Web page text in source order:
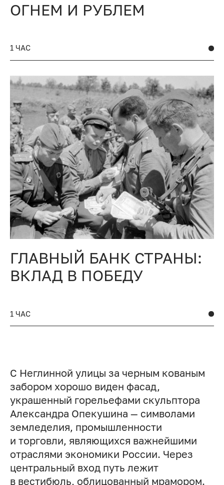
ОГНЕМ И РУБЛЕМ
1 ЧАС
ГЛАВНЫЙ БАНК СТРАНЫ:
ВКЛАД В ПОБЕДУ
1 ЧАС
С Неглинной улицы за черным кованым
забором хорошо виден фасад,
украшенный горельефами скульптора
Александра Опекушина — символами
земледелия, промышленности
и торговли, являющихся важнейшими
отраслями экономики России. Через
центральный вход путь лежит
в вестибюль, облицованный мрамором.